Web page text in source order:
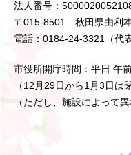
法人番号：
〒015-8501 秋田県由利
電話：0184-24-3321（代表
市役所開庁時間：平日 午
（12月29日から1月3日は
（ただし、施設によって異